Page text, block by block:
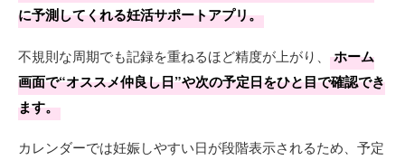
に予測してくれる妊活サポートアプリ。
不規則な周期でも記録を重ねるほど精度が上がり、
ホーム
画面で“オススメ仲良し日”や次の予定日をひと目で確認でき
ます。
カレンダーでは妊娠しやすい日が段階表示されるため、予定